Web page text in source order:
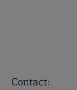
Contact: